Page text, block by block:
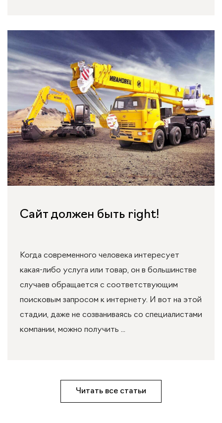
Сайт должен быть right!
Когда современного человека интересует
какая-либо услуга или товар, он в большинстве
случаев обращается с соответствующим
поисковым запросом к интернету. И вот на этой
стадии, даже не созваниваясь со специалистами
компании, можно получить ...
Читать все статьи